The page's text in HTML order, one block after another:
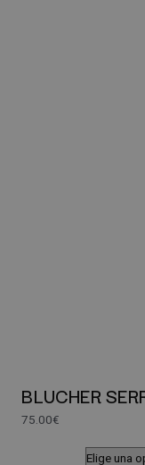
BLUCHER
75.00€